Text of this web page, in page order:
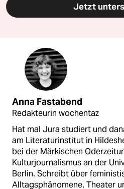
Jetzt
Anna Fastabend
Redakteurin wochentaz
Hat mal Jura studiert und
am Literaturinstitut in
bei der Märkischen
Kulturjournalismus an der
Berlin. Schreibt über
Alltagsphänomene, Theater